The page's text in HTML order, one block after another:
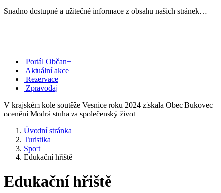
Snadno dostupné a užitečné informace z obsahu našich stránek…
Portál Občan+
Aktuální akce
Rezervace
Zpravodaj
V krajském kole soutěže Vesnice roku 2024 získala Obec Bukovec
ocenění Modrá stuha za společenský život
Úvodní stránka
Turistika
Sport
Edukační hřiště
Edukační hřiště